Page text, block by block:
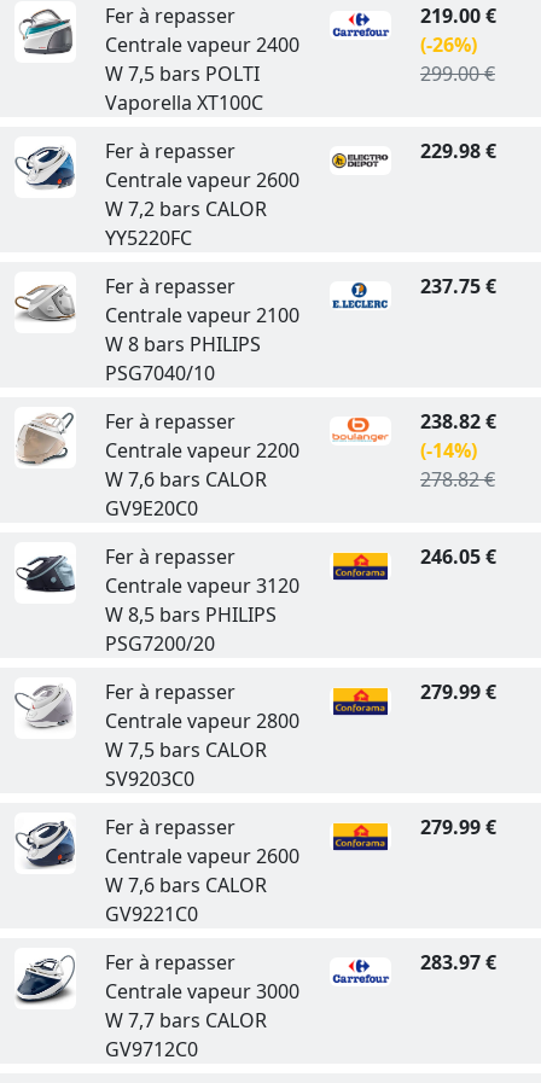
Fer à repasser
Centrale vapeur 2400
W 7,5 bars POLTI
Vaporella XT100C
219.00 €
(-26%)
299.00 €
Fer à repasser
Centrale vapeur 2600
W 7,2 bars CALOR
YY5220FC
229.98 €
Fer à repasser
Centrale vapeur 2100
W 8 bars PHILIPS
PSG7040/10
237.75 €
Fer à repasser
Centrale vapeur 2200
W 7,6 bars CALOR
GV9E20C0
238.82 €
(-14%)
278.82 €
Fer à repasser
Centrale vapeur 3120
W 8,5 bars PHILIPS
PSG7200/20
246.05 €
Fer à repasser
Centrale vapeur 2800
W 7,5 bars CALOR
SV9203C0
279.99 €
Fer à repasser
Centrale vapeur 2600
W 7,6 bars CALOR
GV9221C0
279.99 €
Fer à repasser
Centrale vapeur 3000
W 7,7 bars CALOR
GV9712C0
283.97 €